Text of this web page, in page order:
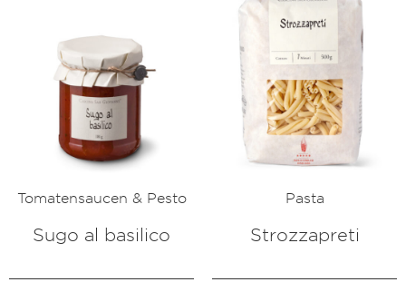
Tomatensaucen & Pesto
Sugo al basilico
Pasta
Strozzapreti